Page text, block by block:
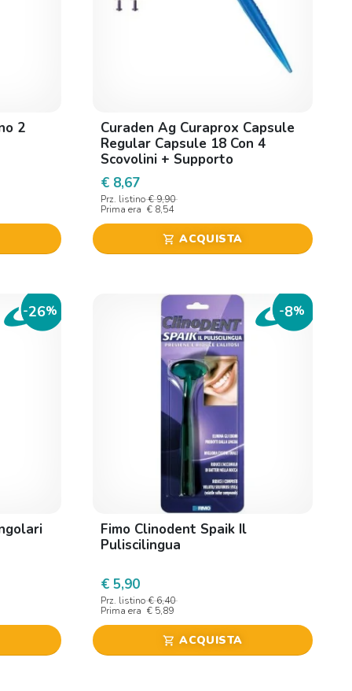
2
Curaden Ag Curaprox Capsule
Regular Capsule 18 Con 4
Scovolini + Supporto
€ 8,67
Prz. listino € 9,90
Prima era € 8,54
shopping_cart ACQUISTA
-26% -8%
Fimo Clinodent Spaik Il
Puliscilingua
€ 5,90
Prz. listino € 6,40
Prima era € 5,89
shopping_cart ACQUISTA